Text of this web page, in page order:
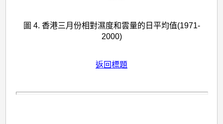
圖 4. 香港三月份相對濕度和雲量的日平均值(1971-
2000)
返回標題